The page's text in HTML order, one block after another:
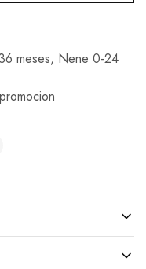
meses, Nene 0-24
promocion